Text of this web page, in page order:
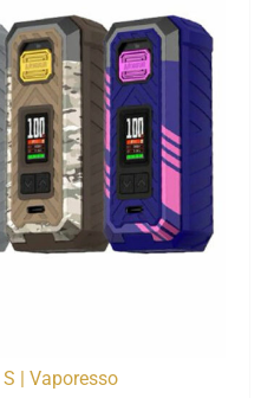
| Vaporesso